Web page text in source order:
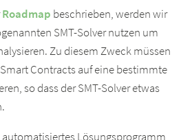
Roadmap beschrieben, werden wir
SMT-Solver nutzen um
Zu diesem Zweck müssen
Contracts auf eine bestimmte
so dass der SMT-Solver etwas
automatisiertes Lösungsprogramm